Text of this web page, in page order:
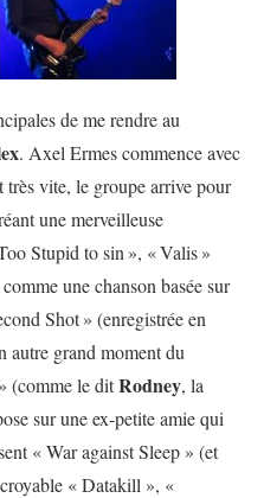
de me rendre au
. Axel Ermes commence avec
très vite, le groupe arrive pour
une merveilleuse
Stupid to sin », «Valis»
une chanson basée sur
Shot» (enregistrée en
autre grand moment du
» (comme le ditRodney, la
sur une ex-petite amie qui
«War against Sleep » (et
« Datakill », «